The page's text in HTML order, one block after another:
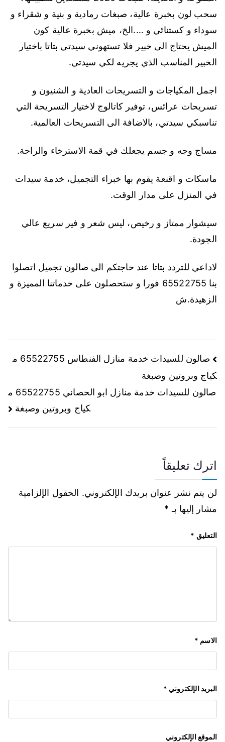
سحب لون بخبرة عالية، صبغات رمادية و بنية و شقراء و
سوداء و كستنائي و ….الخ، ميش بخبرة عالية كون
الميش يحتاج الى خبير فلا تستهوني سيدتي بتاتا باختيار
الخبير المناسب الذي يجريه لكي سيدتي.
اجمل المكياجات و التسريحات العادية و الشنيون و
تسريحات عرائس، توفير كاتالوج لاختيار التسريحة التي
تناسبكي سيدتي، بالاضافة الى التسريحات العالمية.
مساج وجه و جسم يجعلك في قمة الاسترخاء والراحة.
ماسكات و اقنعة يقوم بها خبراء التجميل، خدمة سيدات
في المنزل على مدار الوقت.
سيشوار ممتاز و رخيص، ليس شعر و فير سريع عالي
الجودة.
لاداعي للتردد بتاتا عند حاجتكم الى صالون تجميل اتصلوا
بنا 65522755 فورا و ستحصلون على خدماتنا المميزة و
الزهيدة.ش
صالون للسيدات خدمة منازل الفنطاس 65522755 م
كياج وبروتين وصبغة
صالون للسيدات خدمة منازل ابو الحصاني 65522755 م
كياج وبروتين وصبغة
اترك تعليقاً
لن يتم نشر عنوان بريدك الإلكتروني. الحقول الإلزامية
مشار إليها بـ *
التعليق *
الاسم *
البريد الإلكتروني *
الموقع الإلكتروني